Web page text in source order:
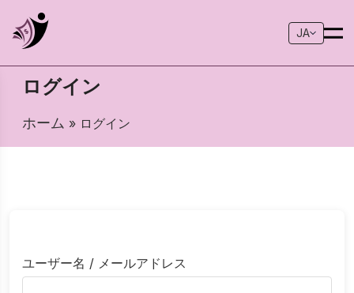
JA
ログイン
ホーム » ログイン
ユーザー名 / メールアドレス